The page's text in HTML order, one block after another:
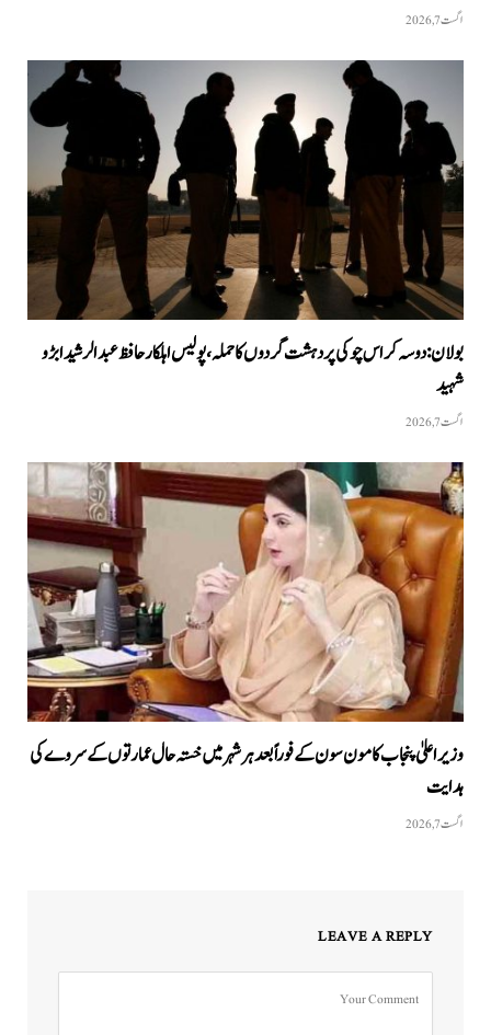
اگست 7, 2026
بولان: دوسہ کراس چوکی پر دہشت گردوں کا حملہ، پولیس اہلکار حافظ عبدالرشید ابڑو
شہید
اگست 7, 2026
وزیراعلیٰ پنجاب کا مون سون کے فوراً بعد ہر شہر میں خستہ حال عمارتوں کے سروے کی
ہدایت
اگست 7, 2026
LEAVE A REPLY